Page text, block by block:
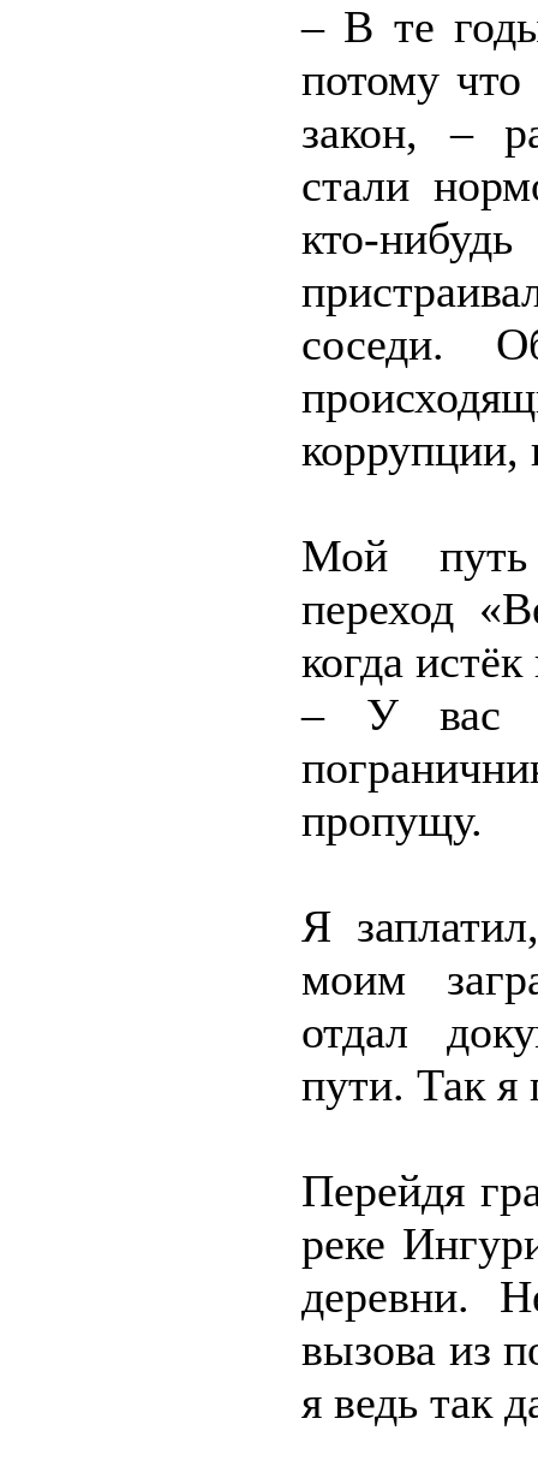
– В те
потому что
закон, –
стали
кто-
соседи.
коррупции,
Мой путь
переход
когда
– У вас
пропущу.
Я
моим
отдал
пути. Так я
Перейдя
реке
деревни.
вызова из
я ведь так